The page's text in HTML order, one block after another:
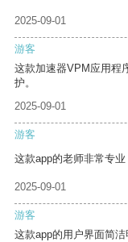
2025-09-01
游客
这款加速器VPM应用程
护。
2025-09-01
游客
这款app的老师非常专
2025-09-01
游客
这款app的用户界面简